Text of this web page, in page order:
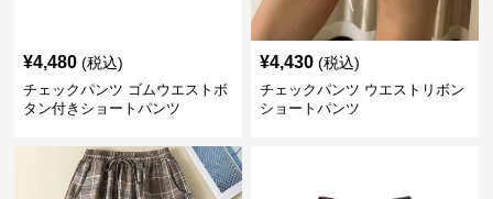
¥4,480 (税込)
チェックパンツ ゴムウエストボ
タン付きショートパンツ
¥4,430 (税込)
チェックパンツ ウエストリボン
ショートパンツ